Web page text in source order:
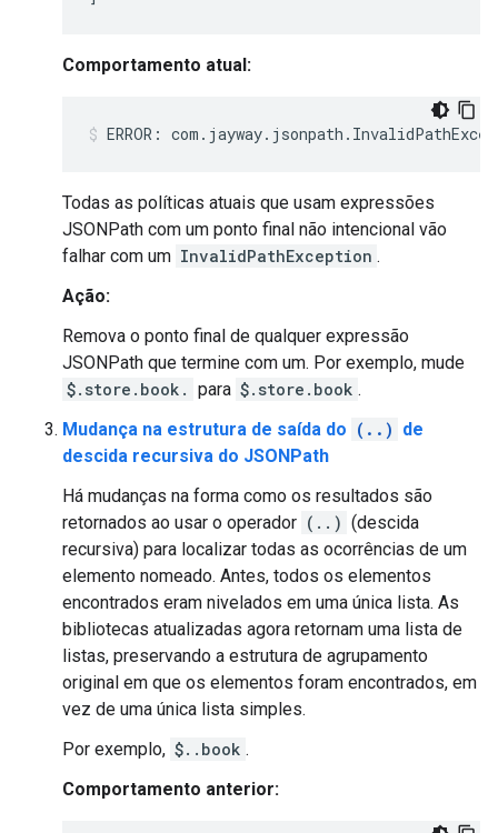
Comportamento atual:
Todas as políticas atuais que usam expressões
JSONPath com um ponto final não intencional vão
falhar com um InvalidPathException .
Ação:
Remova o ponto final de qualquer expressão
JSONPath que termine com um. Por exemplo, mude
$.store.book. para $.store.book .
Mudança na estrutura de saída do (..) de
descida recursiva do JSONPath
Há mudanças na forma como os resultados são
retornados ao usar o operador (..) (descida
recursiva) para localizar todas as ocorrências de um
elemento nomeado. Antes, todos os elementos
encontrados eram nivelados em uma única lista. As
bibliotecas atualizadas agora retornam uma lista de
listas, preservando a estrutura de agrupamento
original em que os elementos foram encontrados, em
vez de uma única lista simples.
Por exemplo, $..book .
Comportamento anterior: